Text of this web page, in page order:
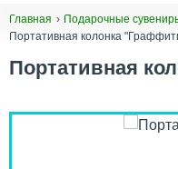
Главная
Подарочные
Портативная колонка
Портативная